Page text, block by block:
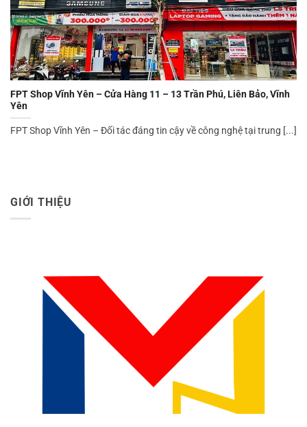
FPT Shop Vĩnh Yên – Cửa Hàng 11 – 13 Trần Phú, Liên Bảo, Vĩnh
Yên
FPT Shop Vĩnh Yên – Đối tác đáng tin cậy về công nghệ tại trung [...]
GIỚI THIỆU